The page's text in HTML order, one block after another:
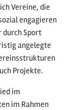
Vereine, die
engagieren
durch Sport
angelegte
Projekte.
im
im Rahmen